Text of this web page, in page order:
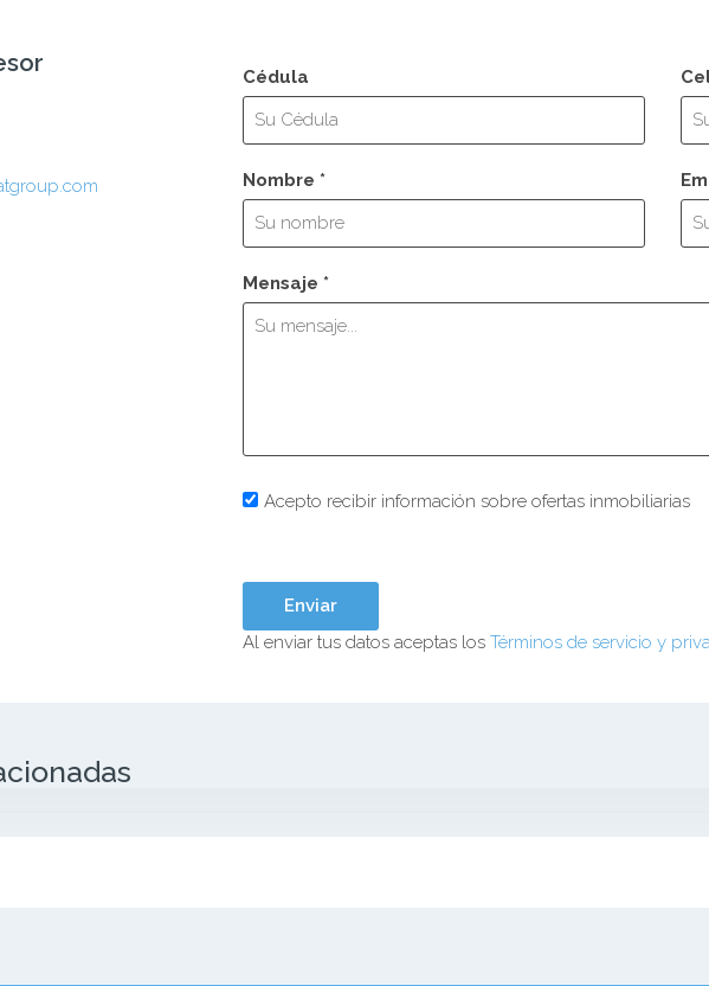
Cédula
Nombre *
Mensaje *
Acepto recibir información sobre ofertas inmobiliarias
Al enviar tus datos aceptas los Términos de servicio y